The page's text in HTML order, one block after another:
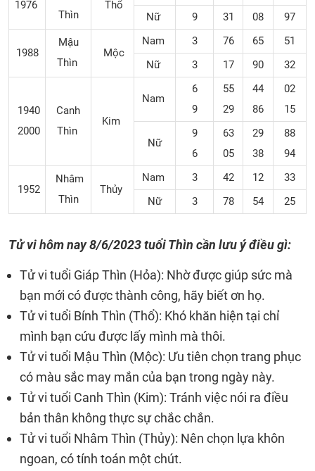
1976
Thìn
Thổ
Nữ
9 31 08 97
1988
Mậu
Thìn
Mộc
Nam 3 76 65
51
Nữ
3 17 90 32
1940
2000
Canh
Thìn
Kim
Nam
6
9
55
29
44
86
02
15
Nữ
9
6
63
05
29
38
88
94
1952
Nhâm
Thìn
Thủy
Nam 3 42 12
33
Nữ
3 78 54 25
Tử vi hôm nay 8/6/2023 tuổi Thìn cần lưu ý điều gì:
Tử vi tuổi Giáp Thìn (Hỏa): Nhờ được giúp sức mà
bạn mới có được thành công, hãy biết ơn họ.
Tử vi tuổi Bính Thìn (Thổ): Khó khăn hiện tại chỉ
mình bạn cứu được lấy mình mà thôi.
Tử vi tuổi Mậu Thìn (Mộc): Ưu tiên chọn trang phục
có màu sắc may mắn của bạn trong ngày này.
Tử vi tuổi Canh Thìn (Kim): Tránh việc nói ra điều
bản thân không thực sự chắc chắn.
Tử vi tuổi Nhâm Thìn (Thủy): Nên chọn lựa khôn
ngoan, có tính toán một chút.